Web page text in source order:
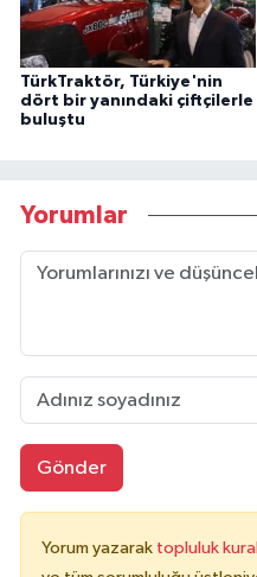
TürkTraktör, Türkiye'nin
dört bir yanındaki çiftçilerle
buluştu
Yorumlar
Gönder
Yorum yazarak topluluk